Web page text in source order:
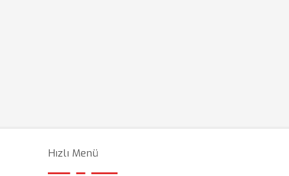
Hızlı Menü